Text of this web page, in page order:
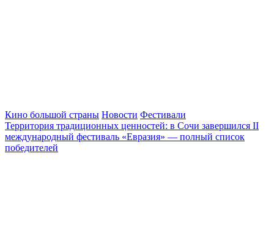
Кино большой страны Новости Фестивали
Территория традиционных ценностей: в Сочи завершился II
международный фестиваль «Евразия» — полный список
победителей